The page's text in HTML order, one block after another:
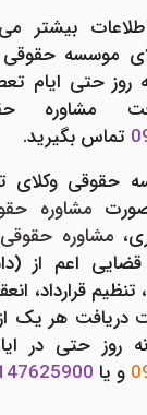
بیشتر می
موسسه حقوقی
روز حتی ایام
مشاوره
تماس بگیرید.
حقوقی وکلای
مشاوره
مشاوره حقوقی
اعم از
تنظیم قرارداد،
دریافت هر یک
روز حتی در
و یا